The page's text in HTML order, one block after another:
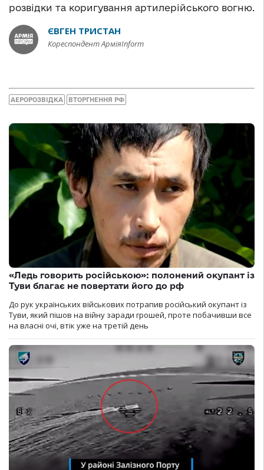
розвідки та коригування артилерійського вогню.
ЄВГЕН ТРИСТАН
Кореспондент АрміяInform
АЕРОРОЗВІДКА ВТОРГНЕННЯ РФ
«Ледь говорить російською»: полонений окупант із
Туви благає не повертати його до рф
До рук українських військових потрапив російський окупант із
Туви, який пішов на війну заради грошей, проте побачивши все
на власні очі, втік уже на третій день